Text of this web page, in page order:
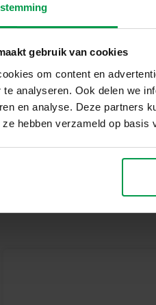
gebruik van cookies
om content en
te analyseren. Ook delen we
en analyse. Deze partners
hebben verzameld op basis